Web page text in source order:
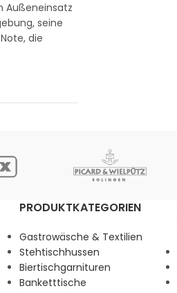
Außeneinsatz
seine
die
PRODUKTKATEGORIEN
Gastrowäsche & Textilien
Stehtischhussen
Biertischgarnituren
Banketttische